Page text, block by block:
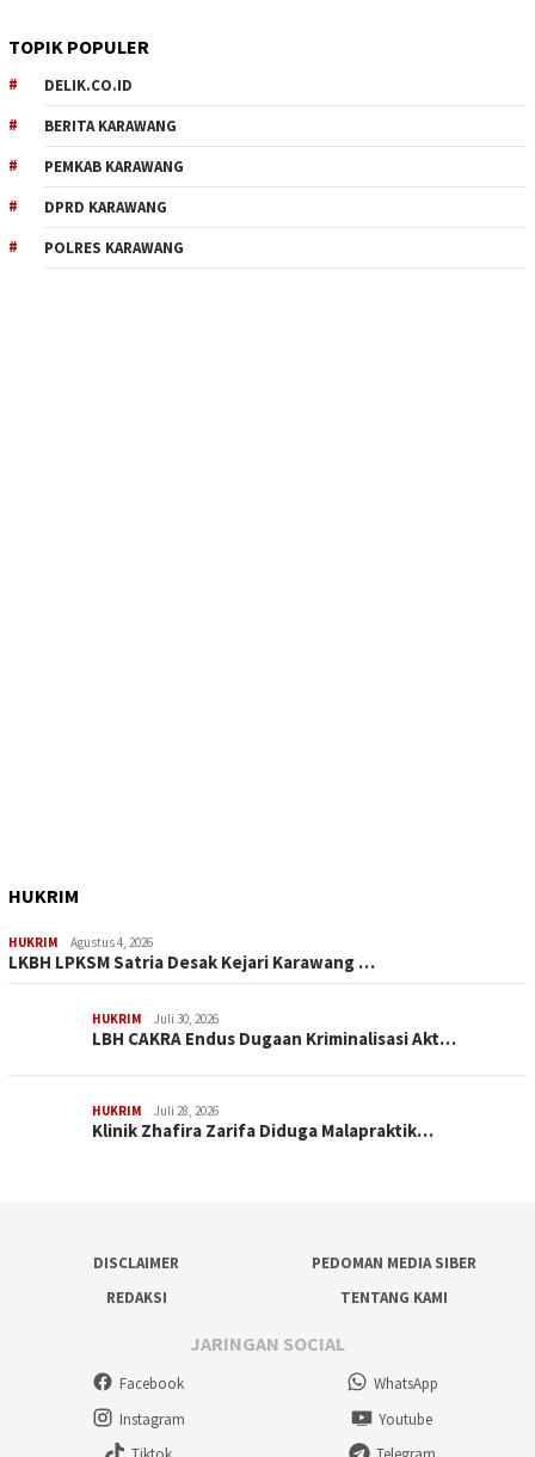
TOPIK POPULER
DELIK.CO.ID
BERITA KARAWANG
PEMKAB KARAWANG
DPRD KARAWANG
POLRES KARAWANG
HUKRIM
HUKRIM Agustus 4, 2026
LKBH LPKSM Satria Desak Kejari Karawang …
HUKRIM Juli 30, 2026
LBH CAKRA Endus Dugaan Kriminalisasi Akt…
HUKRIM Juli 28, 2026
Klinik Zhafira Zarifa Diduga Malapraktik…
DISCLAIMER
PEDOMAN MEDIA SIBER
REDAKSI
TENTANG KAMI
JARINGAN SOCIAL
Facebook
WhatsApp
Instagram
Youtube